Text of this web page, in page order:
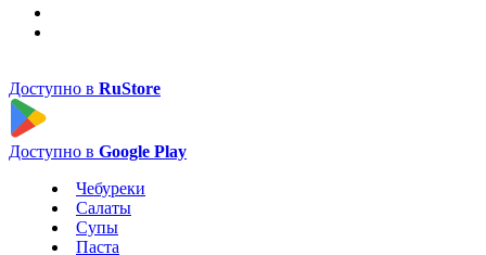
Доступно в RuStore
Доступно в Google Play
Чебуреки
Салаты
Супы
Паста